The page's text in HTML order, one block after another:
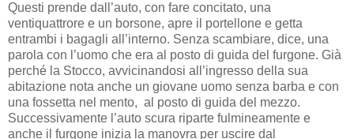
Questi prende dall’auto, con fare concitato, una
ventiquattrore e un borsone, apre il portellone e getta
entrambi i bagagli all’interno. Senza scambiare, dice, una
parola con l’uomo che era al posto di guida del furgone. Già
perché la Stocco, avvicinandosi all’ingresso della sua
abitazione nota anche un giovane uomo senza barba e con
una fossetta nel mento, al posto di guida del mezzo.
Successivamente l’auto scura riparte fulmineamente e
anche il furgone inizia la manovra per uscire dal